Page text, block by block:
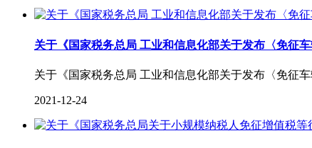
关于《国家税务总局 工业和信息化部关于发布〈免征
关于《国家税务总局 工业和信息化部关于发布〈免征
2021-12-24